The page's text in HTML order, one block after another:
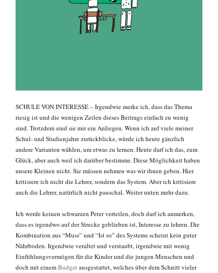
SCHULE VON INTERESSE – Irgendwie merke ich, dass das Thema
riesig ist und die wenigen Zeilen dieses Beitrags einfach zu wenig
sind. Trotzdem sind sie mir ein Anliegen. Wenn ich auf viele meiner
Schul- und Studienjahre zurückblicke, würde ich heute gänzlich
andere Varianten wählen, um etwas zu lernen. Heute darf ich das, zum
Glück, aber auch weil ich darüber bestimme. Diese Möglichkeit haben
unsere Kleinen nicht. Sie müssen nehmen was wir ihnen geben. Hier
kritisiere ich nicht die Lehrer, sondern das System. Aber ich kritisiere
auch die Lehrer, natürlich nicht pauschal. Weiter unten mehr dazu.
Ich werde keinen schwarzen Peter verteilen, doch darf ich anmerken,
dass es irgendwo auf der Strecke geblieben ist, Interesse zu lehren. Die
Kombination aus “Muss” und “Ist so” des Systems scheint kein guter
Nährboden. Irgendwie veraltet und verstaubt, irgendwie mit wenig
Einfühlungsvermögen für die Kinder und die jungen Menschen und
doch mit einemBudgetausgestattet, welches über dem Schnitt vieler